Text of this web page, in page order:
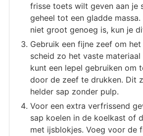
frisse toets wilt geven aan je
geheel tot een gladde
niet groot genoeg is, kun je
Gebruik een fijne zeef om
scheid zo het vaste
kunt een lepel gebruiken om
door de zeef te drukken. Dit
helder sap zonder pulp.
Voor een extra verfrissend
sap koelen in de koelkast of
met ijsblokjes. Voeg voor de